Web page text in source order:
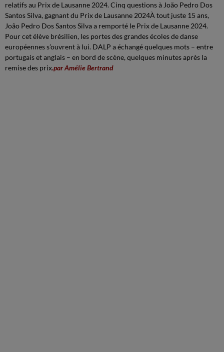
relatifs au Prix de Lausanne 2024. Cinq questions à João Pedro Dos
Santos Silva, gagnant du Prix de Lausanne 2024À tout juste 15 ans,
João Pedro Dos Santos Silva a remporté le Prix de Lausanne 2024.
Pour cet élève brésilien, les portes des grandes écoles de danse
européennes s’ouvrent à lui. DALP a échangé quelques mots – entre
portugais et anglais – en bord de scène, quelques minutes après la
remise des prix.par Amélie Bertrand